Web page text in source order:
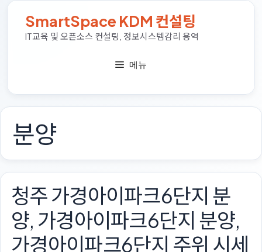
컨
기
SmartSpace KDM 컨설팅
IT교육 및 오픈소스 컨설팅, 정보시스템감리 용역
메뉴
분양
청주 가경아이파크6단지 분
양, 가경아이파크6단지 분양,
가경아이파크6단지 주위 시세